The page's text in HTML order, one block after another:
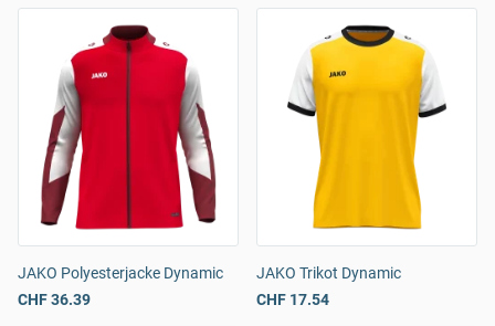
JAKO Polyesterjacke Dynamic
CHF 36.39
JAKO Trikot Dynamic
CHF 17.54